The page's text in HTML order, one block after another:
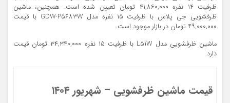
ظرفیت ۱۴ نفره ۴۱,۸۶۰,۰۰۰ تومان تعیین شده است. همچنین، ماشین
ظرفشویی جی پلاس با ظرفیت ۱۵ نفره مدل GDW-P۵۶۸۳W با قیمت
۴۹,۰۰۰,۰۰۰ تومان در بازار موجود است.
ماشین ظرفشویی مدل L۵۱W با ظرفیت ۱۵ نفره ۳۴,۳۴۰,۰۰۰ تومان قیمت
دارد.
قیمت ماشین‌ ظرفشویی – شهریور ۱۴۰۴